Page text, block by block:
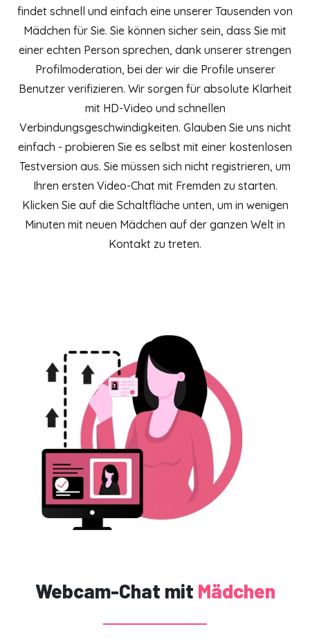
findet schnell und einfach eine unserer Tausenden von
Mädchen für Sie. Sie können sicher sein, dass Sie mit
einer echten Person sprechen, dank unserer strengen
Profilmoderation, bei der wir die Profile unserer
Benutzer verifizieren. Wir sorgen für absolute Klarheit
mit HD-Video und schnellen
Verbindungsgeschwindigkeiten. Glauben Sie uns nicht
einfach - probieren Sie es selbst mit einer kostenlosen
Testversion aus. Sie müssen sich nicht registrieren, um
Ihren ersten Video-Chat mit Fremden zu starten.
Klicken Sie auf die Schaltfläche unten, um in wenigen
Minuten mit neuen Mädchen auf der ganzen Welt in
Kontakt zu treten.
Webcam-Chat mit Mädchen